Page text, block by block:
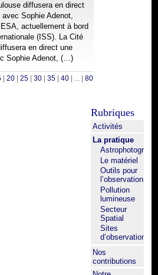
diffusera en direct
Sophie Adenot,
actuellement à bord
(ISS). La Cité
en direct une
Sophie Adenot, (…)
| 20| 25| 30| 35| 40| 80
Rubriques
Activités
La pratique
Le matériel
Outils pour
l’observation
Pollution
lumineuse
Secteur
Spatial
Sites
d’observation
Nos
contributions